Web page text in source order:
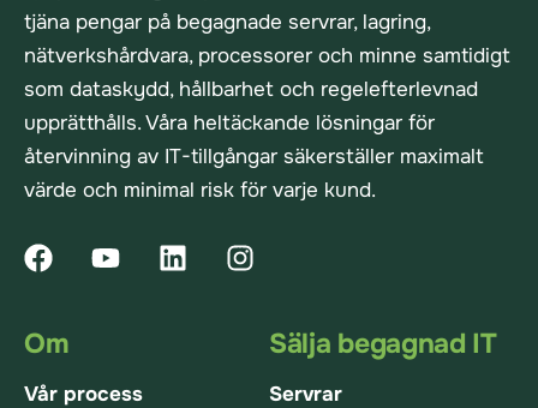
tjäna pengar på begagnade servrar, lagring,
nätverkshårdvara, processorer och minne samtidigt
som dataskydd, hållbarhet och regelefterlevnad
upprätthålls. Våra heltäckande lösningar för
återvinning av IT-tillgångar säkerställer maximalt
värde och minimal risk för varje kund.
Om
Vår process
Sälja begagnad IT
Servrar